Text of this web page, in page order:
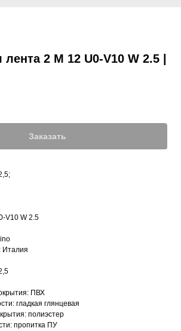
2 M 12 U0-V10 W 2.5 |
Заказать
V10 W 2.5
Италия
ПВХ
гладкая глянцевая
полиэстер
пропитка ПУ